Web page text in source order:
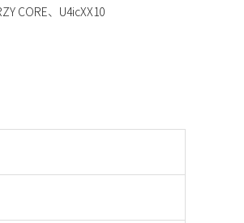
CORE、U4icXX10